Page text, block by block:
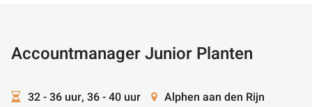
Accountmanager Junior Planten
32 - 36 uur, 36 - 40 uur Alphen aan den Rijn